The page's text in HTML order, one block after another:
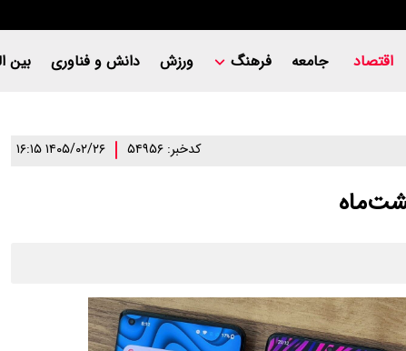
اقتصاد جامعه فرهنگ ورزش دانش و فناوری بین
کدخبر: ۵۴۹۵۶ ۱۴۰۵/۰۲/۲۶ ۱۶:۱۵